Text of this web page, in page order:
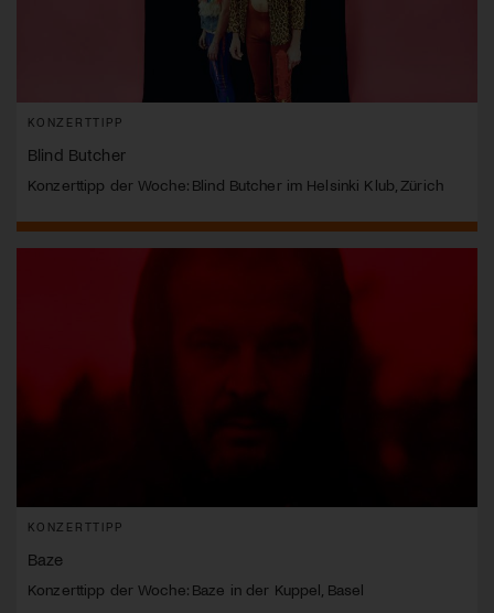
KONZERTTIPP
Blind Butcher
Konzerttipp der Woche: Blind Butcher im Helsinki Klub, Zürich
KONZERTTIPP
Baze
Konzerttipp der Woche: Baze in der Kuppel, Basel